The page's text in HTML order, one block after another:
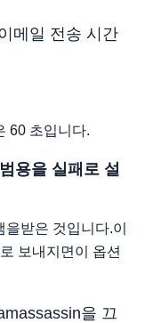
메일 전송 시간
60 초입니다.
용을 실패로 설
받은 것입니다.이
보내지면이 옵션
을 끄